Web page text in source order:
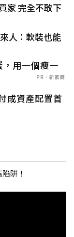
家 完全不敢下
人：軟裝也能
用一個瘦一
PR．新素簡
成資產配置首
阱！